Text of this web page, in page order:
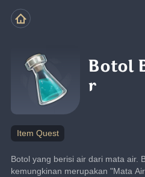
Botol
r
Item Quest
Botol yang berisi air dari mata air.
kemungkinan merupakan "Mata